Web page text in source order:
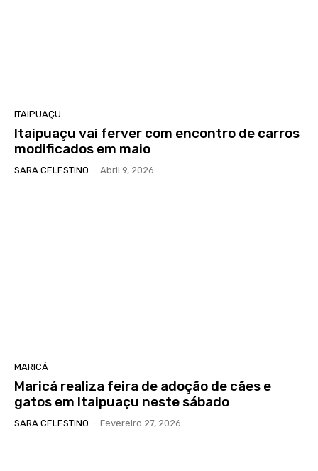
ITAIPUAÇU
Itaipuaçu vai ferver com encontro de carros
modificados em maio
SARA CELESTINO - Abril 9, 2026
MARICÁ
Maricá realiza feira de adoção de cães e
gatos em Itaipuaçu neste sábado
SARA CELESTINO - Fevereiro 27, 2026